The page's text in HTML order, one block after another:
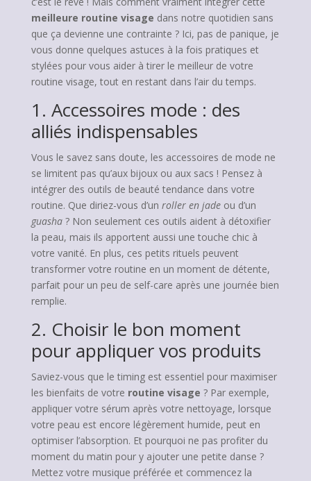
meilleure routine visage dans notre quotidien sans
que ça devienne une contrainte ? Ici, pas de panique, je
vous donne quelques astuces à la fois pratiques et
stylées pour vous aider à tirer le meilleur de votre
routine visage, tout en restant dans l’air du temps.
1. Accessoires mode : des
alliés indispensables
Vous le savez sans doute, les accessoires de mode ne
se limitent pas qu’aux bijoux ou aux sacs ! Pensez à
intégrer des outils de beauté tendance dans votre
routine. Que diriez-vous d’un roller en jadeou d’un
guasha? Non seulement ces outils aident à détoxifier
la peau, mais ils apportent aussi une touche chic à
votre vanité. En plus, ces petits rituels peuvent
transformer votre routine en un moment de détente,
parfait pour un peu de self-care après une journée bien
remplie.
2. Choisir le bon moment
pour appliquer vos produits
Saviez-vous que le timing est essentiel pour maximiser
les bienfaits de votre routine visage ? Par exemple,
appliquer votre sérum après votre nettoyage, lorsque
votre peau est encore légèrement humide, peut en
optimiser l’absorption. Et pourquoi ne pas profiter du
moment du matin pour y ajouter une petite danse ?
Mettez votre musique préférée et commencez la